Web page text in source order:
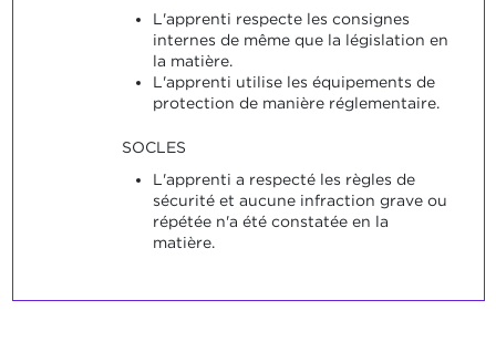
L'apprenti respecte les consignes
internes de même que la législation en
la matière.
L'apprenti utilise les équipements de
protection de manière réglementaire.
SOCLES
L'apprenti a respecté les règles de
sécurité et aucune infraction grave ou
répétée n'a été constatée en la
matière.